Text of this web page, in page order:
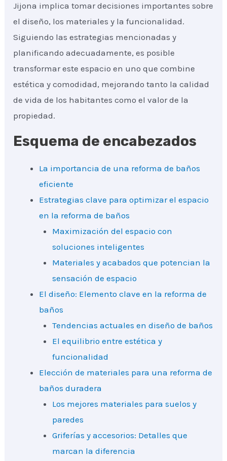
Jijona implica tomar decisiones importantes sobre
el diseño, los materiales y la funcionalidad.
Siguiendo las estrategias mencionadas y
planificando adecuadamente, es posible
transformar este espacio en uno que combine
estética y comodidad, mejorando tanto la calidad
de vida de los habitantes como el valor de la
propiedad.
Esquema de encabezados
La importancia de una reforma de baños
eficiente
Estrategias clave para optimizar el espacio
en la reforma de baños
Maximización del espacio con
soluciones inteligentes
Materiales y acabados que potencian la
sensación de espacio
El diseño: Elemento clave en la reforma de
baños
Tendencias actuales en diseño de baños
El equilibrio entre estética y
funcionalidad
Elección de materiales para una reforma de
baños duradera
Los mejores materiales para suelos y
paredes
Griferías y accesorios: Detalles que
marcan la diferencia